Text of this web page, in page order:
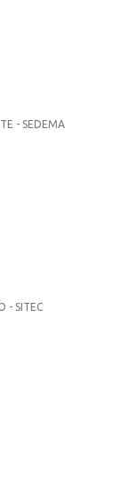
- SEDEMA
- SITEC